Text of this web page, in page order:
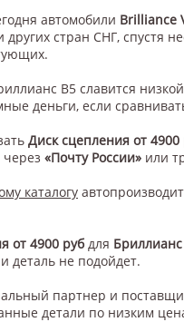
автомобили Brilliance
других стран СНГ, спустя
В5 славится
деньги, если
Диск сцепления от 4900
«Почту России» или
каталогу
от 4900 руб для
деталь не подойдет.
партнер и
детали по низким